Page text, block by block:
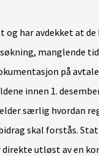
har avdekket at
manglende
på
innen 1.
særlig hvordan
skal forstås.
utløst av en